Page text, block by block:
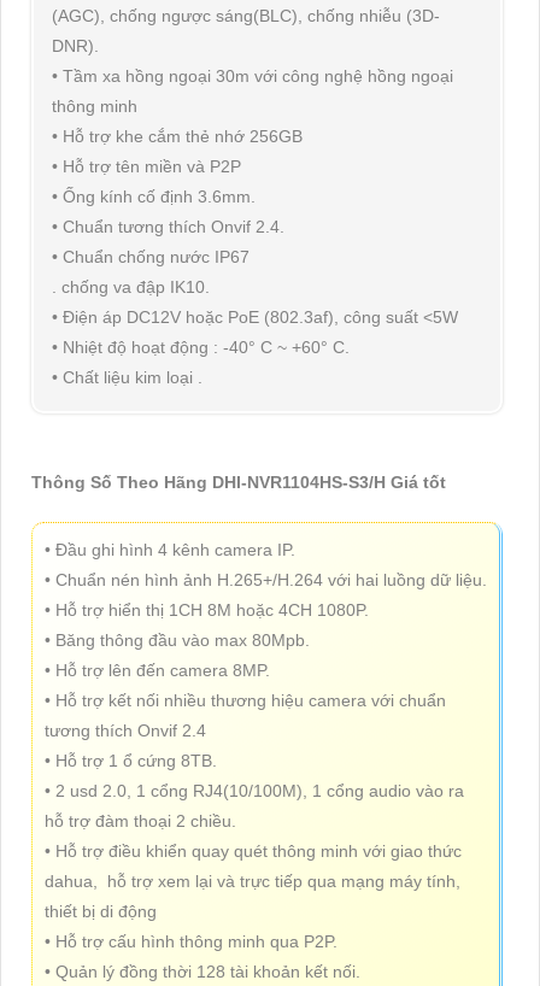
(AGC), chống ngược sáng(BLC), chống nhiễu (3D-
DNR).
• Tầm xa hồng ngoại 30m với công nghệ hồng ngoại
thông minh
• Hỗ trợ khe cắm thẻ nhớ 256GB
• Hỗ trợ tên miền và P2P
• Ống kính cố định 3.6mm.
• Chuẩn tương thích Onvif 2.4.
• Chuẩn chống nước IP67
. chống va đập IK10.
• Điện áp DC12V hoặc PoE (802.3af), công suất <5W
• Nhiệt độ hoạt động : -40° C ~ +60° C.
• Chất liệu kim loại .
Thông Số Theo Hãng DHI-NVR1104HS-S3/H Giá tốt
• Đầu ghi hình 4 kênh camera IP.
• Chuẩn nén hình ảnh H.265+/H.264 với hai luồng dữ liệu.
• Hỗ trợ hiển thị 1CH 8M hoặc 4CH 1080P.
• Băng thông đầu vào max 80Mpb.
• Hỗ trợ lên đến camera 8MP.
• Hỗ trợ kết nối nhiều thương hiệu camera với chuẩn
tương thích Onvif 2.4
• Hỗ trợ 1 ổ cứng 8TB.
• 2 usd 2.0, 1 cổng RJ4(10/100M), 1 cổng audio vào ra
hỗ trợ đàm thoại 2 chiều.
• Hỗ trợ điều khiển quay quét thông minh với giao thức
dahua, hỗ trợ xem lại và trực tiếp qua mạng máy tính,
thiết bị di động
• Hỗ trợ cấu hình thông minh qua P2P.
• Quản lý đồng thời 128 tài khoản kết nối.